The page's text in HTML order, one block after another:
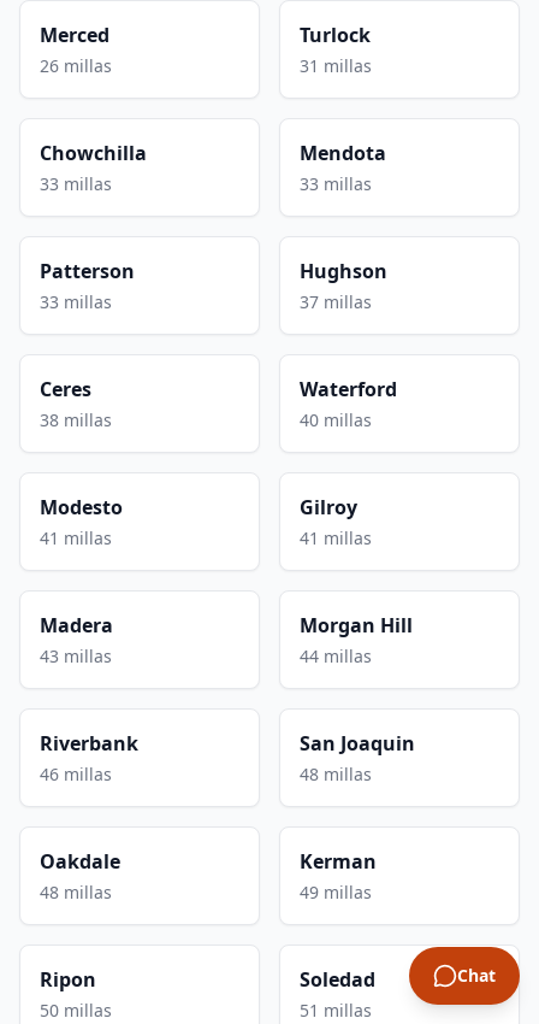
Merced
26 millas
Turlock
31 millas
Chowchilla
33 millas
Mendota
33 millas
Patterson
33 millas
Hughson
37 millas
Ceres
38 millas
Waterford
40 millas
Modesto
41 millas
Gilroy
41 millas
Madera
43 millas
Morgan Hill
44 millas
Riverbank
46 millas
San Joaquin
48 millas
Oakdale
48 millas
Kerman
49 millas
Ripon
50 millas
Soledad
51 millas
Chat